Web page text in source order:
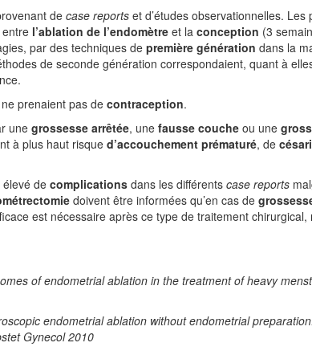
de case reports et d’études observationnelles.
l’ablation de l’endomètreet la conception (3
par des techniques depremière génération dans la
de seconde génération correspondaient, quant à
prenaient pas decontraception.
unegrossesse arrêtée, une fausse coucheou une
à plus haut risque d’accouchement prématuré, de
decomplicationsdans les différents case reports
doivent être informées qu’en cas de
est nécessaire après ce type de traitement
of endometrial ablation in the treatment of heavy
endometrial ablation without endometrial
Gynecol 2010